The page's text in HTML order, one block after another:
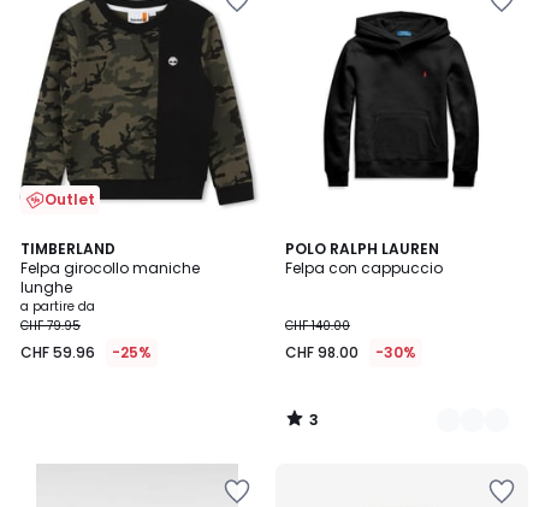
Outlet
TIMBERLAND
Felpa girocollo maniche
lunghe
a partire da
CHF 79.95
CHF 59.96 -25%
POLO RALPH LAUREN
Felpa con cappuccio
CHF 140.00
CHF 98.00 -30%
3
/
4
Colori
3
/